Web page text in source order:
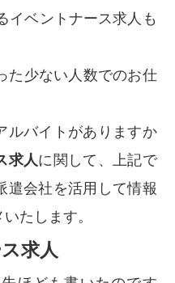
イベントナース求人も
た少ない人数でのお仕
ルバイトがありますか
求人に関して、上記で
遣会社を活用して情報
たします。
求人